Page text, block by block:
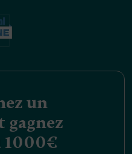
un
gagnez
1000€